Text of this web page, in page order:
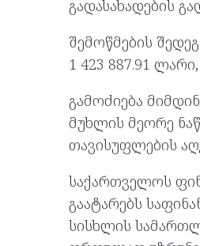
გადასახადების
შემოწმების
1 423 887.91
გამოძიება
მუხლის მეორე
თავისუფლების
საქართველოს
გაატარებს
სისხლის